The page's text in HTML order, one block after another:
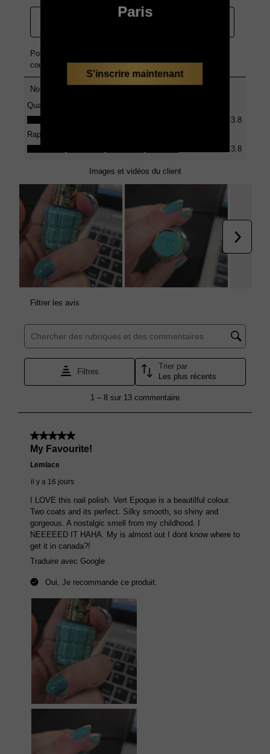
Paris
S'inscrire maintenant